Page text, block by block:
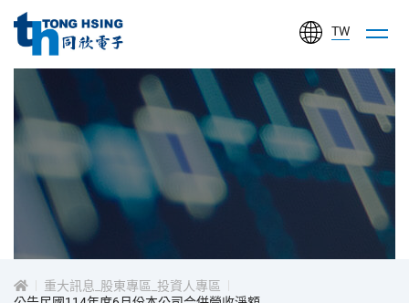
同
欣
電
子
工
份
有
TW
投
重大訊息_股東專區_投資人專區